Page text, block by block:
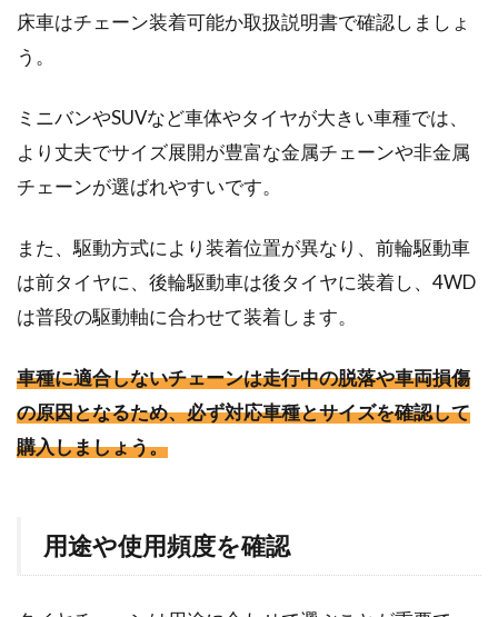
床車はチェーン装着可能か取扱説明書で確認しましょ
う。
ミニバンやSUVなど車体やタイヤが大きい車種では、
より丈夫でサイズ展開が豊富な金属チェーンや非金属
チェーンが選ばれやすいです。
また、駆動方式により装着位置が異なり、前輪駆動車
は前タイヤに、後輪駆動車は後タイヤに装着し、4WD
は普段の駆動軸に合わせて装着します。
車種に適合しないチェーンは走行中の脱落や車両損傷
の原因となるため、必ず対応車種とサイズを確認して
購入しましょう。
用途や使用頻度を確認